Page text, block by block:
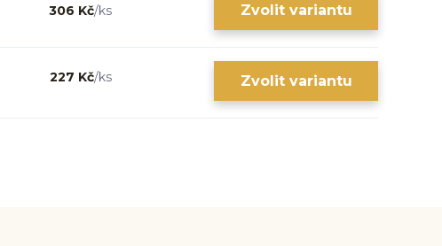
306 Kč/ks Zvolit variantu
227 Kč/ks Zvolit variantu